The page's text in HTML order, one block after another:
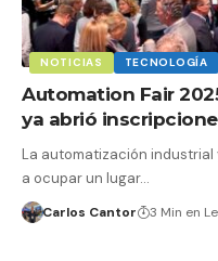
NOTICIAS TECNOLOGÍA
Automation Fair
ya abrió
La automatización
a ocupar un lugar…
Carlos Cantor 3 Min en